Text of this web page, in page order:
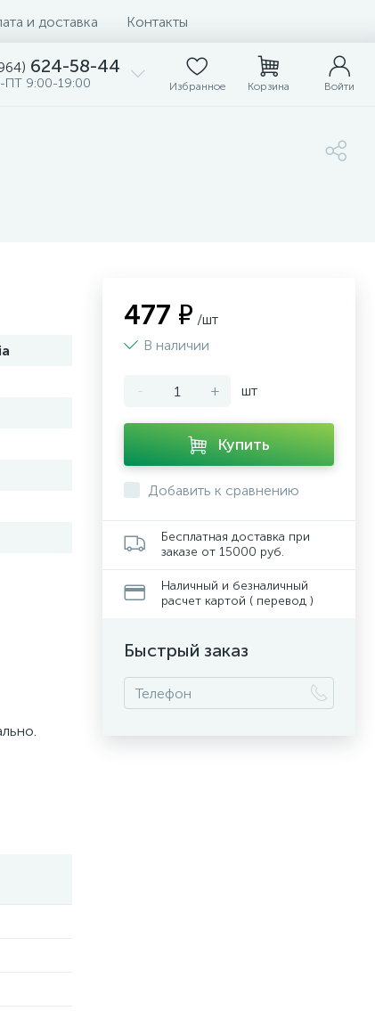
и доставка Контакты
624-58-44
ПТ 9:00-19:00 Избранное Корзина Войти
477 ₽ /шт
В наличии
- + шт
Купить
Добавить к сравнению
Бесплатная доставка при
заказе от 15000 руб.
Наличный и безналичный
расчет картой ( перевод )
Быстрый заказ